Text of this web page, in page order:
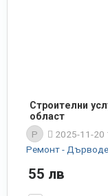
Строителни
област
P
2025-11-20
Ремонт -
55 лв